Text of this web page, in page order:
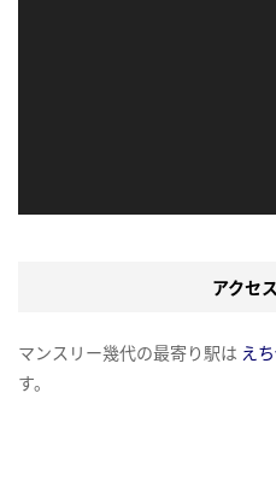
アクセ
マンスリー幾代の最寄り駅は え
す。